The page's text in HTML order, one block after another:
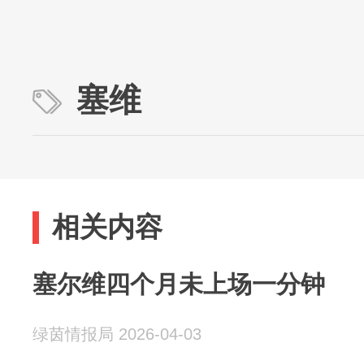
塞维
相关内容
塞尔维四个月未上场一分钟
绿茵情报局 2026-04-03